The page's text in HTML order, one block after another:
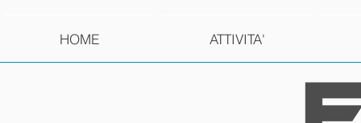
HOME ATTIVITA'